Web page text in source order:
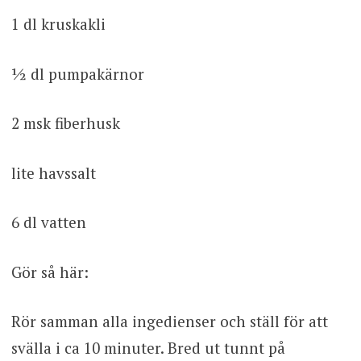
1 dl kruskakli
½ dl pumpakärnor
2 msk fiberhusk
lite havssalt
6 dl vatten
Gör så här:
Rör samman alla ingedienser och ställ för att
svälla i ca 10 minuter. Bred ut tunnt på